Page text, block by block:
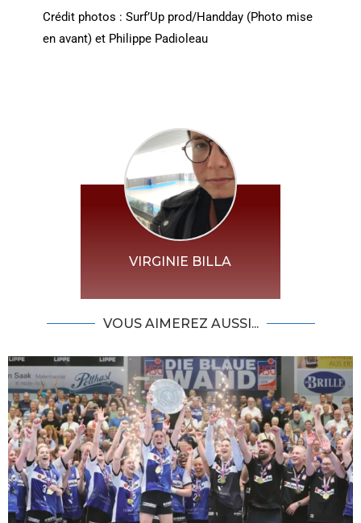
Crédit photos : Surf’Up prod/Handday (Photo mise
en avant) et Philippe Padioleau
VIRGINIE BILLA
VOUS AIMEREZ AUSSI...